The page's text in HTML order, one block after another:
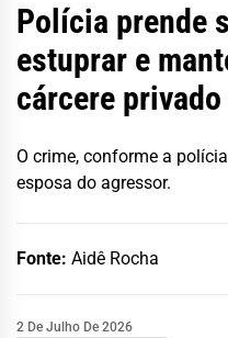
Polícia prende
estuprar e
cárcere privado
O crime, conforme a
esposa do agressor.
Fonte: Aidê Rocha
2 De Julho De 2026